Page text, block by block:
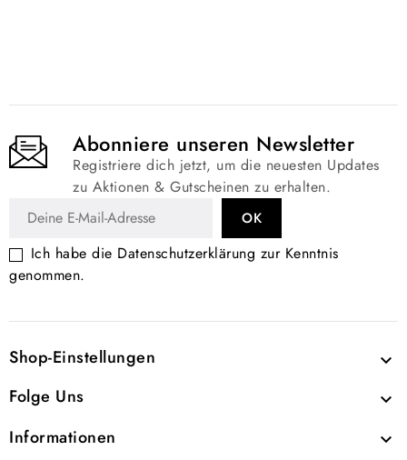
Abonniere unseren Newsletter
Registriere dich jetzt, um die neuesten Updates
zu Aktionen & Gutscheinen zu erhalten.
Ich habe die Datenschutzerklärung zur Kenntnis
genommen.
Shop-Einstellungen 
Folge Uns 
Informationen 